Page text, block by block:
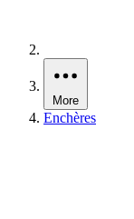
More
Enchères